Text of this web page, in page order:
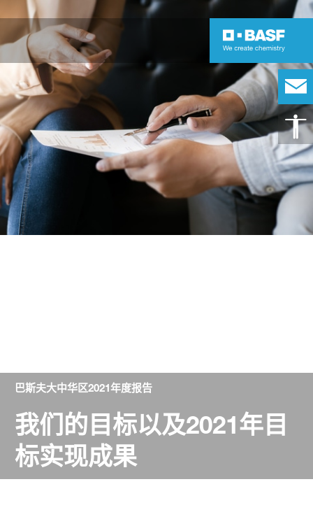
巴斯夫大中华区2021年度报告
我们的目标以及2021年目
标实现成果